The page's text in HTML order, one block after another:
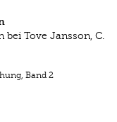
Tove Jansson, C.
, Band 2